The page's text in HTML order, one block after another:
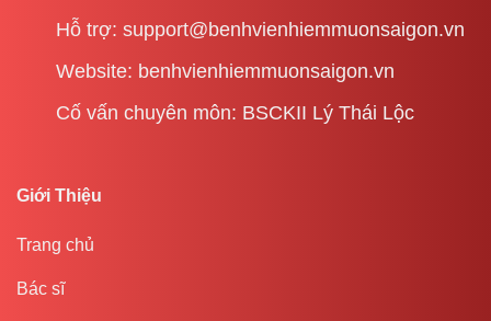
Hỗ trợ: support@benhvienhiemmuonsaigon.vn
Website: benhvienhiemmuonsaigon.vn
Cố vấn chuyên môn: BSCKII Lý Thái Lộc
Giới Thiệu
Trang chủ
Bác sĩ